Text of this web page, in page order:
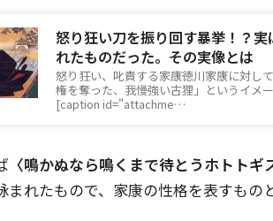
怒り狂い刀を振り回す暴挙！？
れたものだった。その実像とは
怒り狂い、叱責する家康徳川家康に対し
権を奪った、我慢強い古狸」というイメ
[caption id="attachme…
〈鳴かぬなら鳴くまで待とうホトトギ
まれたもので、家康の性格を表すもの